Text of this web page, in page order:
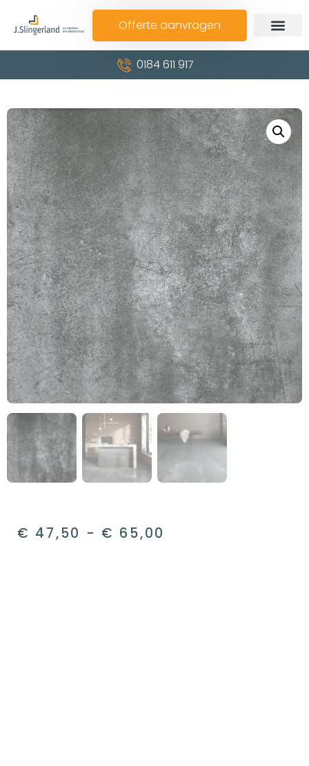
Offerte aanvragen
0184 611 917
€ 47,50 - € 65,00